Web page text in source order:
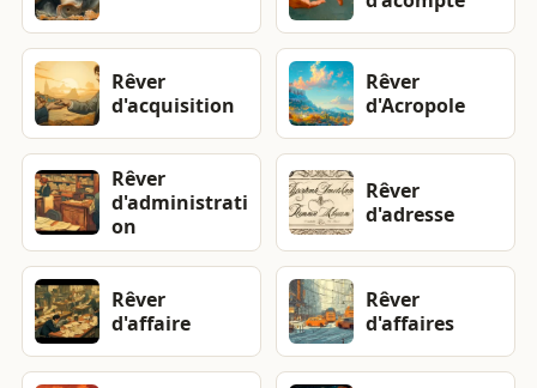
Rêver
d'acquisition
Rêver
d'Acropole
Rêver
d'administrati
on
Rêver
d'adresse
Rêver
d'affaire
Rêver
d'affaires